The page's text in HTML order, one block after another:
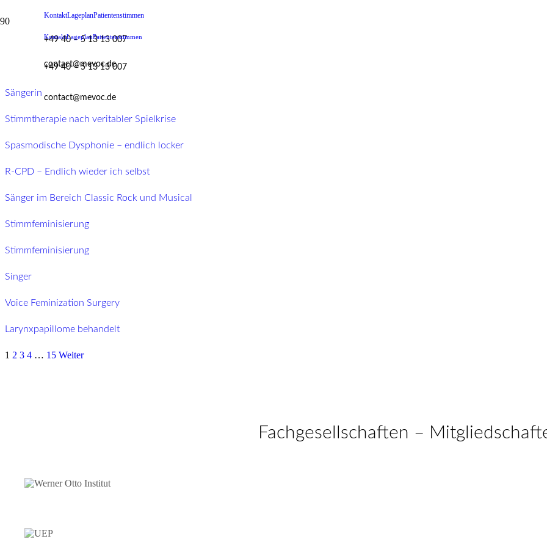
KontaktLageplanPatientenstimmen
+49 40 – 5 13 13 007
contact@mevoc.de
KontaktLageplanPatientenstimmen
+49 40 – 5 13 13 007
contact@mevoc.de
Erfahrungen
Sängerin
Stimmtherapie nach veritabler Spielkrise
Spasmodische Dysphonie – endlich locker
R-CPD – Endlich wieder ich selbst
Sänger im Bereich Classic Rock und Musical
Stimmfeminisierung
Stimmfeminisierung
Singer
Voice Feminization Surgery
Larynxpapillome behandelt
1 2 3 4 … 15 Weiter
Fachgesellschaften –